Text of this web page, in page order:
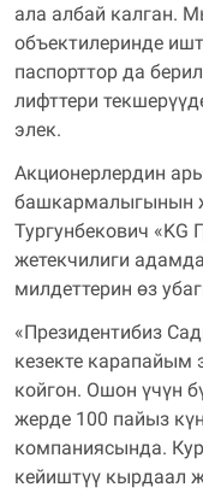
ала албай калган.
объектилеринде
паспорттор да
лифттери
элек.
Акционерлердин
башкармалыгынын
Тургунбекович
жетекчилиги
милдеттерин өз
«Президентибиз
кезекте карапайым
койгон. Ошон үчүн
жерде 100 пайыз
компаниясында.
кейиштүү кырдаал